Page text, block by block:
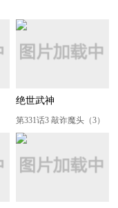
绝世武神
第331话3 敲诈魔头（3）